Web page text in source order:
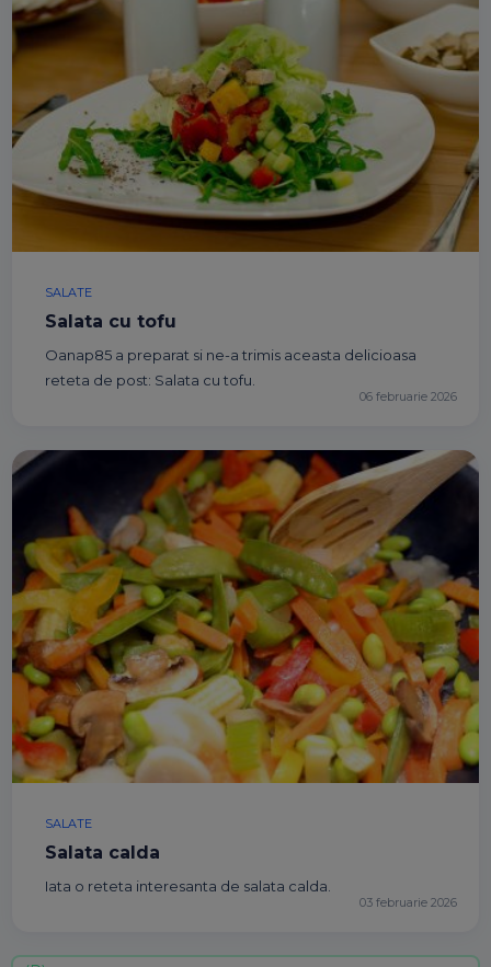
SALATE
Salata cu tofu
Oanap85 a preparat si ne-a trimis aceasta delicioasa
reteta de post: Salata cu tofu.
06 februarie 2026
SALATE
Salata calda
Iata o reteta interesanta de salata calda.
03 februarie 2026